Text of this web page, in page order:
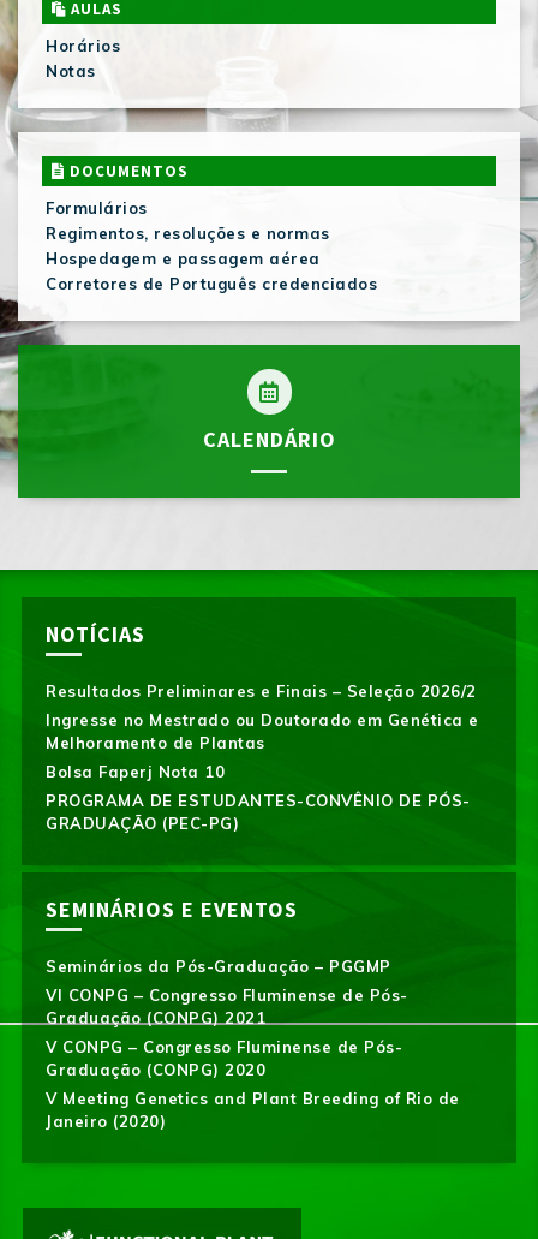
AULAS
Horários
Notas
DOCUMENTOS
Formulários
Regimentos, resoluções e normas
Hospedagem e passagem aérea
Corretores de Português credenciados
CALENDÁRIO
NOTÍCIAS
Resultados Preliminares e Finais – Seleção 2026/2
Ingresse no Mestrado ou Doutorado em Genética e
Melhoramento de Plantas
Bolsa Faperj Nota 10
PROGRAMA DE ESTUDANTES-CONVÊNIO DE PÓS-
GRADUAÇÃO (PEC-PG)
SEMINÁRIOS E EVENTOS
Seminários da Pós-Graduação – PGGMP
VI CONPG – Congresso Fluminense de Pós-
Graduação (CONPG) 2021
V CONPG – Congresso Fluminense de Pós-
Graduação (CONPG) 2020
V Meeting Genetics and Plant Breeding of Rio de
Janeiro (2020)